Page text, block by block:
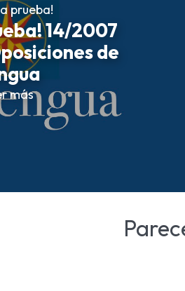
prueba!
14/2007
de
más